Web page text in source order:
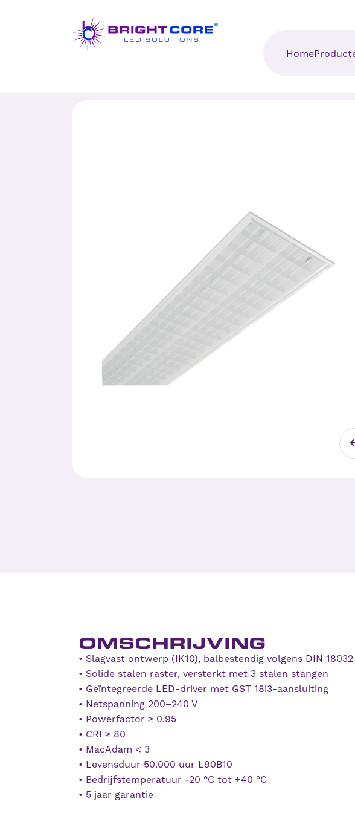
Home
OMSCHRIJVING
• Slagvast ontwerp (IK10), balbestendig volgens DIN 18032
• Solide stalen raster, versterkt met 3 stalen stangen
• Geïntegreerde LED-driver met GST 18i3-aansluiting
• Netspanning 200–240 V
• Powerfactor ≥ 0.95
• CRI ≥ 80
• MacAdam < 3
• Levensduur 50.000 uur L90B10
• Bedrijfstemperatuur -20 °C tot +40 °C
• 5 jaar garantie